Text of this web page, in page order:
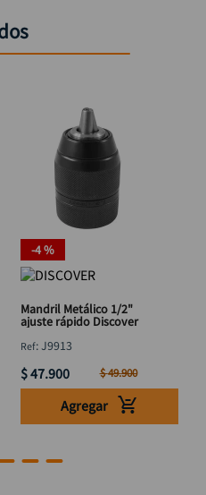
-4 %
Mandril Metálico 1/2"
ajuste rápido Discover
:J9913
$47.900 $49.900
Agregar